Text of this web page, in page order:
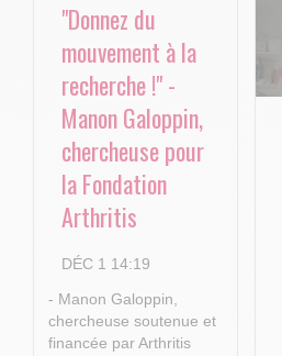
"Donnez du
mouvement à la
recherche !" -
Manon Galoppin,
chercheuse pour
la Fondation
Arthritis
DÉC 1 14:19
- Manon Galoppin,
chercheuse soutenue et
financée par Arthritis